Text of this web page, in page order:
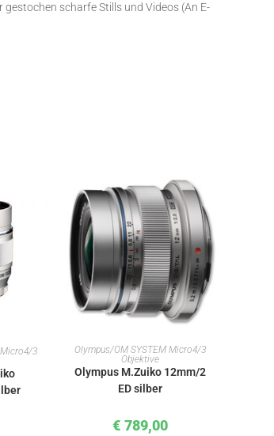
scharfe Stills und Videos (An E-
3
IN DEN WARENKORB
Olympus/OM SYSTEM Micro4/3
Objektive
Olympus M.Zuiko 12mm/2
ED silber
€ 789,00